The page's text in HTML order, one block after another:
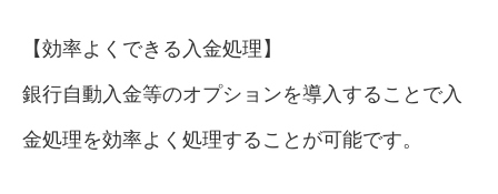
【効率よくできる入金処理】
銀行自動入金等のオプションを導入することで入
金処理を効率よく処理することが可能です。